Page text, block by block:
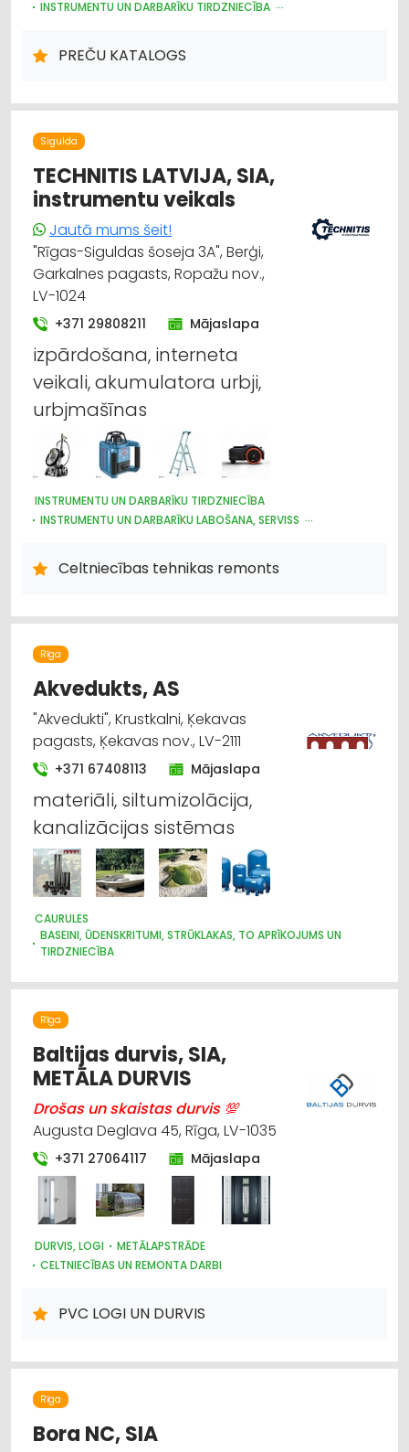
INSTRUMENTU UN DARBARĪKU TIRDZNIECĪBA
UN APAVI; TIRDZNIECĪBA
PREČU KATALOGS
Sigulda
TECHNITIS LATVIJA, SIA,
instrumentu veikals
Jautā mums šeit!
"Rīgas-Siguldas šoseja 3A", Berģi,
Garkalnes pagasts, Ropažu nov.,
LV-1024
+371 29808211 Mājaslapa
izpārdošana, interneta
veikali, akumulatora urbji,
urbjmašīnas
INSTRUMENTU UN DARBARĪKU TIRDZNIECĪBA
INSTRUMENTU UN DARBARĪKU LABOŠANA, SERVISS
DĀRZA TEHNIKA UN INVENTĀRS
IEKRAUŠANAS UN IZKRAUŠANAS TEHNIKA
DZINĒJI, MOTORI, TO REMONTS
METĀLAPSTRĀDES IEKĀRTAS UN INSTRUMENTI
HIDRAULISKĀS UN PNEIMATISKĀS IERĪCES
LABIEKĀRTOŠANA, APZAĻUMOŠANA
UZKOPŠANAS LĪDZEKĻI UN TEHNIKA, PROFESIONĀLĀ
Celtniecības tehnikas remonts
Rīga
Akvedukts, AS
"Akvedukti", Krustkalni, Ķekavas
pagasts, Ķekavas nov., LV-2111
+371 67408113 Mājaslapa
materiāli, siltumizolācija,
kanalizācijas sistēmas
CAURULES
BASEINI, ŪDENSKRITUMI, STRŪKLAKAS, TO APRĪKOJUMS UN
TIRDZNIECĪBA
SANTEHNIKAS TIRDZNIECĪBA
SANTEHNIKAS VAIRUMTIRDZNIECĪBA
SILTUMTEHNIKA, APKURES IEKĀRTAS
SŪKŅI, PUMPJI, VĀRSTI, VENTIĻI
ŪDENSAPGĀDE UN KANALIZĀCIJA
Rīga
Baltijas durvis, SIA,
METĀLA DURVIS
Drošas un skaistas durvis 💯
Augusta Deglava 45, Rīga, LV-1035
+371 27064117 Mājaslapa
DURVIS, LOGI
METĀLAPSTRĀDE
CELTNIECĪBAS UN REMONTA DARBI
KRĀSNIS UN KAMĪNI
INTERNETVEIKALI, E-KOMERCIJA
PVC LOGI UN DURVIS
Rīga
Bora NC, SIA